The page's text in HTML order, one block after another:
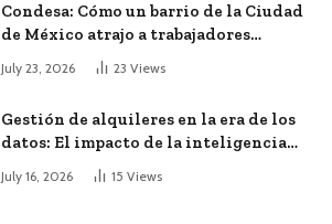
Condesa: Cómo un barrio de la Ciudad
de México atrajo a trabajadores
remotos de todo el mundo
July 23, 2026 23 Views
Gestión de alquileres en la era de los
datos: El impacto de la inteligencia
July 16, 2026 15 Views